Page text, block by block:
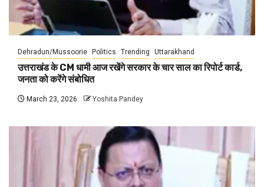
Dehradun/Mussoorie Politics Trending Uttarakhand
उत्तराखंड के CM धामी आज रखेंगे सरकार के चार साल का रिपोर्ट कार्ड,
जनता को करेंगे संबोधित
March 23, 2026 Yoshita Pandey